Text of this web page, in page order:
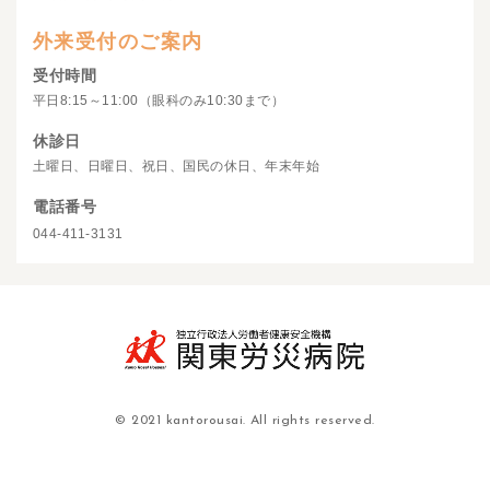
外来受付のご案内
受付時間
平日8:15～11:00（眼科のみ10:30まで）
休診日
土曜日、日曜日、祝日、国民の休日、年末年始
電話番号
044-411-3131
© 2021 kantorousai. All rights reserved.